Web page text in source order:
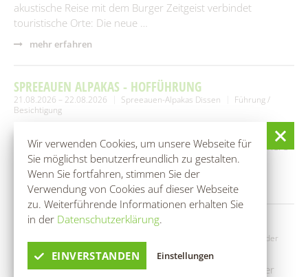
Wir verwenden Cookies, um unsere Webseite für
Sie möglichst benutzerfreundlich zu gestalten.
Wenn Sie fortfahren, stimmen Sie der
Verwendung von Cookies auf dieser Webseite
zu. Weiterführende Informationen erhalten Sie
in der Datenschutzerklärung.
EINVERSTANDEN Einstellungen
akustische Reise mit dem Burger Zeitgeist verbindet
touristische Orte: Die neue …
mehr erfahren
SPREEAUEN ALPAKAS - HOFFÜHRUNG
21.08.2026 – 22.08.2026 Spreeauen-Alpakas Dissen
Führung /
Besichtigung
Wir vermitteln auf der ca. einstündigen Tour über unseren
Hof Wissenswertes rund um Alpakas und die anderen Tiere
des Hofes. …
mehr erfahren
BOGENKINO SPREEWALD
Kinder
Im Bogenkino erwartet euch eine Kinoleinwand mit einer